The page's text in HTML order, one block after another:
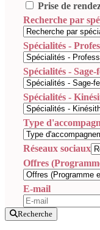
Prise de
Recherche par
Spécialités -
Spécialités - Sage-
Spécialités -
Type
Réseaux sociaux
Offres
E-mail
Recherche